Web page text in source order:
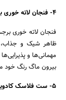
4- فنجان لاته خوری برجسته
فنجان لاته خوری
ظاهر شیک و جذاب،
مهمانی‌ها و
بیرون ماگ رنگ خود
5- ست فلاسک کادویی سه لیوان 500سی سی